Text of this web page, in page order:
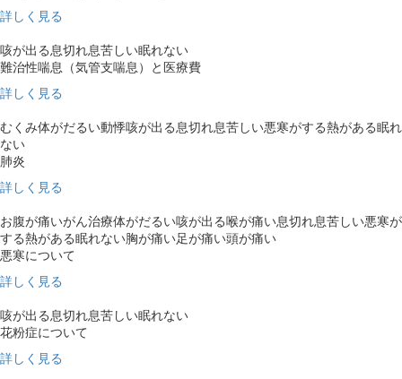
詳しく見る
咳が出る息切れ息苦しい眠れない
難治性喘息（気管支喘息）と医療費
詳しく見る
むくみ体がだるい動悸咳が出る息切れ息苦しい悪寒がする熱がある眠れ
ない
肺炎
詳しく見る
お腹が痛いがん治療体がだるい咳が出る喉が痛い息切れ息苦しい悪寒が
する熱がある眠れない胸が痛い足が痛い頭が痛い
悪寒について
詳しく見る
咳が出る息切れ息苦しい眠れない
花粉症について
詳しく見る